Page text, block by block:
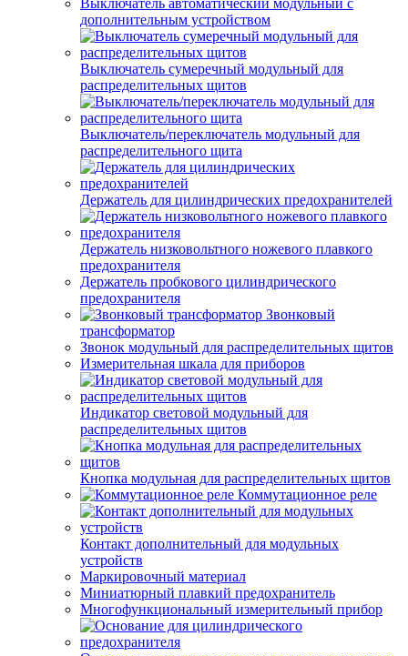
Выключатель автоматический модульный с
дополнительным устройством
Выключатель сумеречный модульный для
распределительных щитов
Выключатель/переключатель модульный для
распределительного щита
Держатель для цилиндрических предохранителей
Держатель низковольтного ножевого плавкого
предохранителя
Держатель пробкового цилиндрического
предохранителя
Звонковый
трансформатор
Звонок модульный для распределительных щитов
Измерительная шкала для приборов
Индикатор световой модульный для
распределительных щитов
Кнопка модульная для распределительных щитов
Коммутационное реле
Контакт дополнительный для модульных
устройств
Маркировочный материал
Миниатюрный плавкий предохранитель
Многофункциональный измерительный прибор